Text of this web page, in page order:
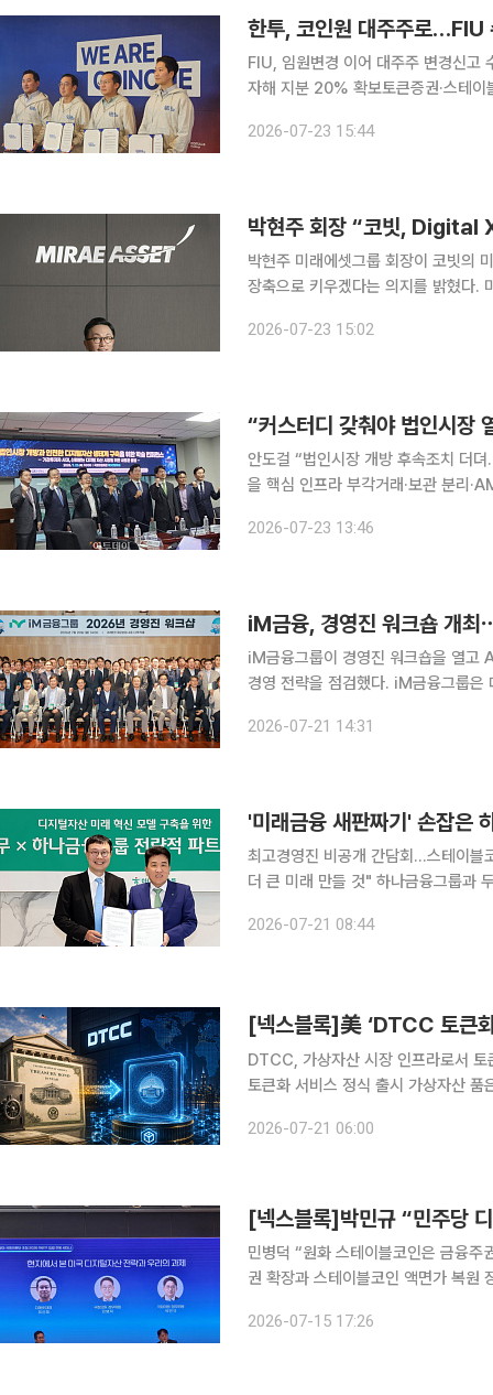
한투, 코인원 대주주로…FIU
FIU, 임원변경 이어 대주주 변경신고
자해 지분 20% 확보토큰증권·스테이블코
금융당국이 관련 신고를 수리하면서
2026-07-23 15:44
박현주 미래에셋그룹 회장이 코빗의
장축으로 키우겠다는 의지를 밝혔다.
셋컨설팅은 22일 코빗 지분 91.7%
2026-07-23 15:02
“커스터디 갖춰야 법인시장
안도걸 “법인시장 개방 후속조치 더
을 핵심 인프라 부각거래·보관 분리·AML 선
마련돼야 한다는 제언이 나왔다. 국회
2026-07-23 13:46
iM금융, 경영진 워크숍 개
iM금융그룹이 경영진 워크숍을 열고
경영 전략을 점검했다. iM금융그룹은 대구 iM뱅크 제2본점에서 ‘2026년 그룹 경영진 워크숍’을
과 강정훈 iM뱅크 은행장을 비롯한 지
2026-07-21 14:31
'미래금융 새판짜기' 손잡은
최고경영진 비공개 간담회…스테이블
더 큰 미래 만들 것" 하나금융그룹과 두나무가 지분 투자와 원화 입출금 계좌 제휴를 넘어 디지털 금
터 통합 자산관리와 해외송금·결제까
2026-07-21 08:44
[넥스블록]美 ‘DTCC 토큰
DTCC, 가상자산 시장 인프라로서 토
토큰화 서비스 정식 출시 가상자산 품은 미국
해소와 고객 수요의 구조적 변화에 기
2026-07-21 06:00
민병덕 “원화 스테이블코인은 금융주
권 확장과 스테이블코인 액면가 복원
운데, 한국도 올해 하반기 디지털자산
2026-07-15 17:26